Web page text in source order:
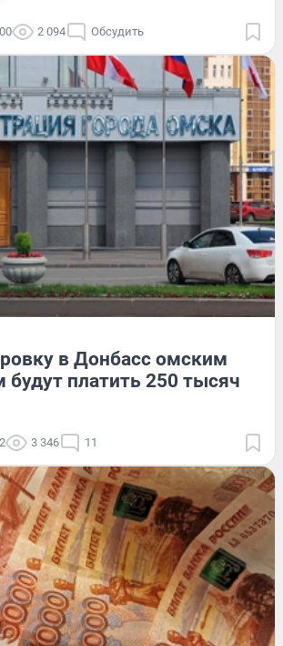
2 094 Обсудить
в Донбасс омским
будут платить 250 тысяч
3 346 11